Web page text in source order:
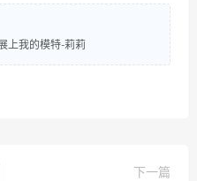
上我的模特-莉莉
下一篇